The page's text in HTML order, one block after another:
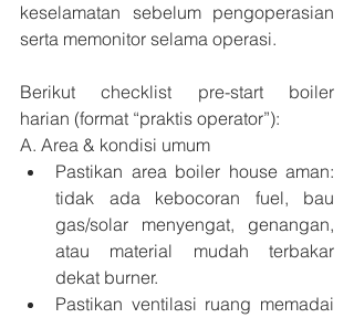
keselamatan sebelum pengoperasian
serta memonitor selama operasi.
Berikut checklist pre-start boiler
harian (format “praktis operator”):
A. Area & kondisi umum
Pastikan area boiler house aman:
tidak ada kebocoran fuel, bau
gas/solar menyengat, genangan,
atau material mudah terbakar
dekat burner.
Pastikan ventilasi ruang memadai